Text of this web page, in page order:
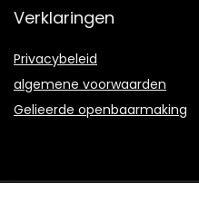
Verklaringen
Privacybeleid
algemene voorwaarden
Gelieerde openbaarmaking